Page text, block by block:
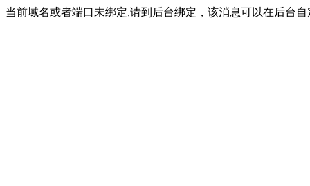
当前域名或者端口未绑定,请到后台绑定，该消息可以在后台自